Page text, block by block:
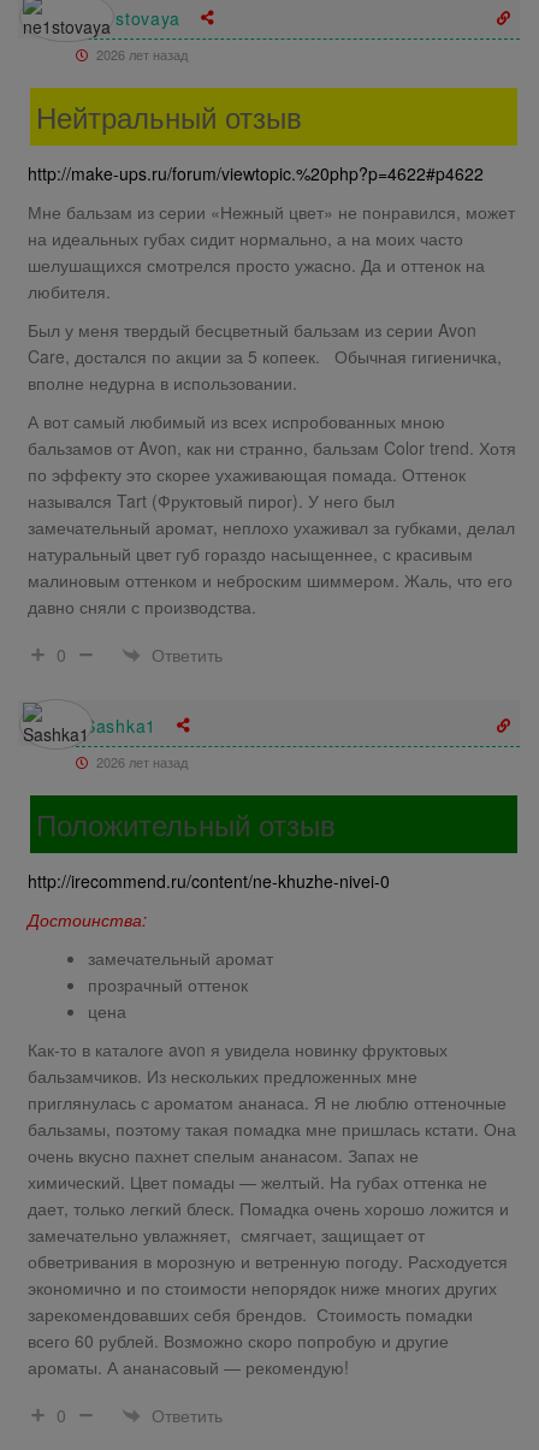
ne1stovaya
2026 лет назад
Нейтральный отзыв
http://make-ups.ru/forum/viewtopic.%20php?p=4622#p4622
Мне бальзам из серии «Нежный цвет» не понравился, может
на идеальных губах сидит нормально, а на моих часто
шелушащихся смотрелся просто ужасно. Да и оттенок на
любителя.
Был у меня твердый бесцветный бальзам из серии Avon
Care, достался по акции за 5 копеек. Обычная гигиеничка,
вполне недурна в использовании.
А вот самый любимый из всех испробованных мною
бальзамов от Avon, как ни странно, бальзам Color trend. Хотя
по эффекту это скорее ухаживающая помада. Оттенок
назывался Tart (Фруктовый пирог). У него был
замечательный аромат, неплохо ухаживал за губками, делал
натуральный цвет губ гораздо насыщеннее, с красивым
малиновым оттенком и неброским шиммером. Жаль, что его
давно сняли с производства.
0
Ответить
Sashka1
2026 лет назад
Положительный отзыв
http://irecommend.ru/content/ne-khuzhe-nivei-0
Достоинства:
замечательный аромат
прозрачный оттенок
цена
Как-то в каталоге avon я увидела новинку фруктовых
бальзамчиков. Из нескольких предложенных мне
приглянулась с ароматом ананаса. Я не люблю оттеночные
бальзамы, поэтому такая помадка мне пришлась кстати. Она
очень вкусно пахнет спелым ананасом. Запах не
химический. Цвет помады — желтый. На губах оттенка не
дает, только легкий блеск. Помадка очень хорошо ложится и
замечательно увлажняет, смягчает, защищает от
обветривания в морозную и ветренную погоду. Расходуется
экономично и по стоимости непорядок ниже многих других
зарекомендовавших себя брендов. Стоимость помадки
всего 60 рублей. Возможно скоро попробую и другие
ароматы. А ананасовый — рекомендую!
0
Ответить